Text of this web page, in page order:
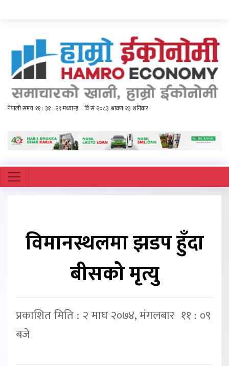
विमानस्थलमा झडप हुँदा
बीसको मृत्यु
प्रकाशित मिति : २ माघ २०७४, मंगलबार ११ : ०९
बजे